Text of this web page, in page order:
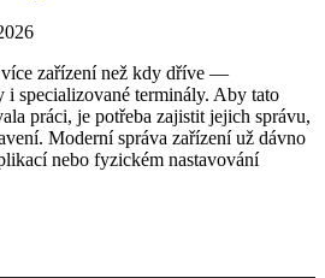
zařízení než kdy dříve —
i specializované terminály. Aby tato
práci, je potřeba zajistit jejich správu,
Moderní správa zařízení už dávno
nebo fyzickém nastavování